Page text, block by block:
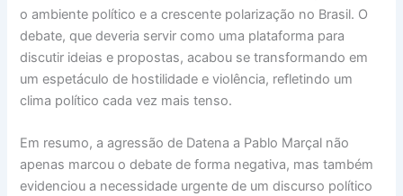
o ambiente político e a crescente polarização no Brasil. O
debate, que deveria servir como uma plataforma para
discutir ideias e propostas, acabou se transformando em
um espetáculo de hostilidade e violência, refletindo um
clima político cada vez mais tenso.
Em resumo, a agressão de Datena a Pablo Marçal não
apenas marcou o debate de forma negativa, mas também
evidenciou a necessidade urgente de um discurso político